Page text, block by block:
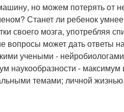
но можем потерять от
Станет ли ребенок
своего мозга, употребляя
может дать ответы
учеными -
наукообразности -
темами; личной